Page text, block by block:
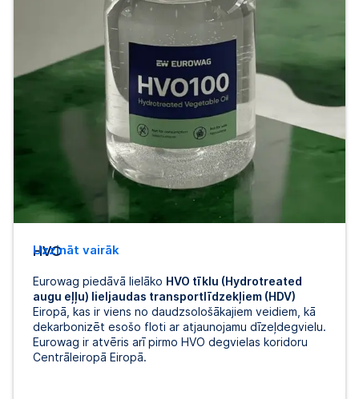
HVO
Eurowag piedāvā lielāko HVO tīklu (Hydrotreated
augu eļļu) lieljaudas transportlīdzekļiem (HDV)
Eiropā, kas ir viens no daudzsološākajiem veidiem, kā
dekarbonizēt esošo floti ar atjaunojamu dīzeļdegvielu.
Eurowag ir atvēris arī pirmo HVO degvielas koridoru
Centrāleiropā Eiropā.
Uzzināt vairāk